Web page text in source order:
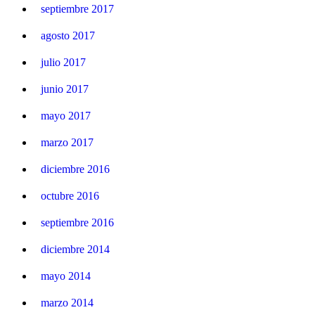
septiembre 2017
agosto 2017
julio 2017
junio 2017
mayo 2017
marzo 2017
diciembre 2016
octubre 2016
septiembre 2016
diciembre 2014
mayo 2014
marzo 2014